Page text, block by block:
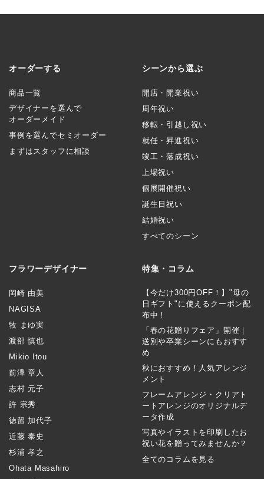
オーダーする
商品一覧
デザイナーを選んで
オーダーメイド
事例を選んでセミオーダー
まずはスタッフに相談
シーンから選ぶ
開店・開業祝い
周年祝い
移転・引越し祝い
就任・昇進祝い
竣工・落成祝い
上場祝い
個展開催祝い
誕生日祝い
結婚祝い
すべてのシーン
フラワーデザイナー
岡崎 由美
NAGISA
牧 まゆ実
渡部 慎也
Mikio Itou
前澤 章人
志村 元子
許 宗秀
徳留 加代子
近藤 泰史
杉浦 孝之
Ohata Masahiro
特集・コラム
【今だけ300円OFF！】"母の
日ギフト"に使えるクーポン配
布中！
「春の花贈りフェア」開催｜
送別や卒業シーンにもおすす
め
秋におすすめ！人気アレンジ
メント
フレームアレンジ・クリアト
ートアレンジのオリジナルデ
ータ作成
写真やイラストを印刷したお
祝い花を贈ってみませんか？
全てのコラムを見る